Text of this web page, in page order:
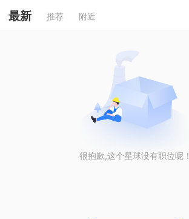
最新 推荐 附近
很抱歉,这个星球没有职位呢！